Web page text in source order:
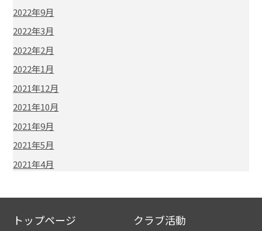
2022年9月
2022年3月
2022年2月
2022年1月
2021年12月
2021年10月
2021年9月
2021年5月
2021年4月
トップページ
クラブ活動